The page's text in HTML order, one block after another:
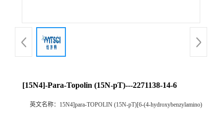
[15N4]-Para-Topolin (15N-pT)---2271138-14-6
英文名称： 15N4]para-TOPOLIN (15N-pT)[6-(4-hydroxybenzylamino)